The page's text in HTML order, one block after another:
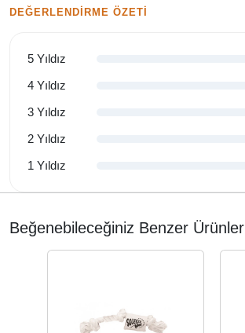
DEĞERLENDIRME ÖZETI
5 Yıldız
4 Yıldız
3 Yıldız
2 Yıldız
1 Yıldız
Beğenebileceğiniz Benzer Ürünler